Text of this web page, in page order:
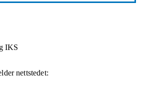
IKS
nettstedet: